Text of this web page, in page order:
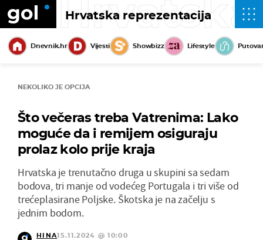
Hrvatska reprezentacija
Dnevnik.hr Vijesti Showbizz Lifestyle
NEKOLIKO JE OPCIJA
Što večeras treba Vatrenima: Lako
moguće da i remijem osiguraju
prolaz kolo prije kraja
Hrvatska je trenutačno druga u skupini sa sedam
bodova, tri manje od vodećeg Portugala i tri više od
trećeplasirane Poljske. Škotska je na začelju s
jednim bodom.
HINA15.11.2024 @ 10:00